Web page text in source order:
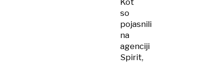
Kot
so
pojasnili
na
agenciji
Spirit,